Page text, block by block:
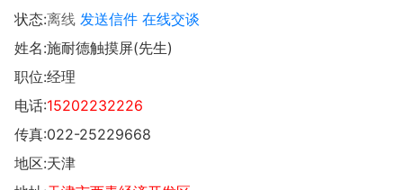
状态:离线 发送信件 在线交谈
姓名:施耐德触摸屏(先生)
职位:经理
电话:15202232226
传真:022-25229668
地区:天津